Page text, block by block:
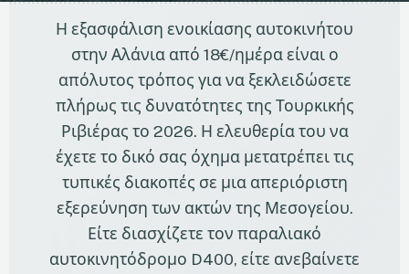
Η εξασφάλιση ενοικίασης αυτοκινήτου
στην Αλάνια από 18€/ημέρα είναι ο
απόλυτος τρόπος για να ξεκλειδώσετε
πλήρως τις δυνατότητες της Τουρκικής
Ριβιέρας το 2026. Η ελευθερία του να
έχετε το δικό σας όχημα μετατρέπει τις
τυπικές διακοπές σε μια απεριόριστη
εξερεύνηση των ακτών της Μεσογείου.
Είτε διασχίζετε τον παραλιακό
αυτοκινητόδρομο D400, είτε ανεβαίνετε